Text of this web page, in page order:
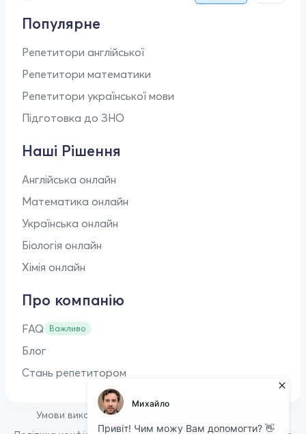
Популярне
Репетитори англійської
Репетитори математики
Репетитори української мови
Підготовка до ЗНО
Наші Рішення
Англійська онлайн
Математика онлайн
Українська онлайн
Біологія онлайн
Хімія онлайн
Про компанію
FAQ Важливо
Блог
Стань репетитором
Умови використання